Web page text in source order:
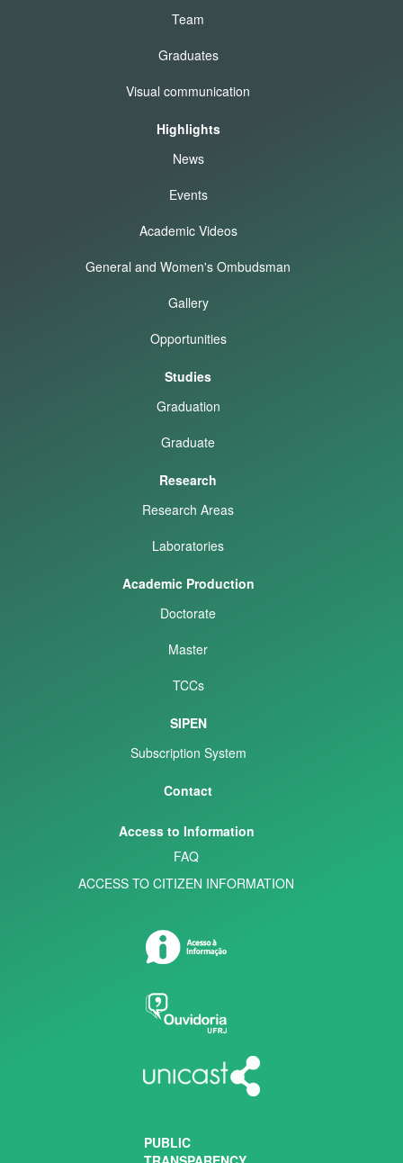
Team
Graduates
Visual communication
Highlights
News
Events
Academic Videos
General and Women's Ombudsman
Gallery
Opportunities
Studies
Graduation
Graduate
Research
Research Areas
Laboratories
Academic Production
Doctorate
Master
TCCs
SIPEN
Subscription System
Contact
Access to Information
FAQ
ACCESS TO CITIZEN INFORMATION
PUBLIC